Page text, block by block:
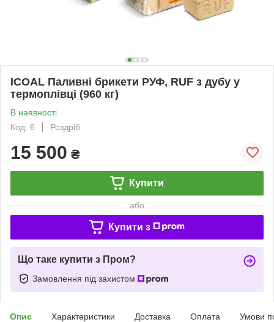
ICOAL Паливні брикети РУФ, RUF з дубу у
термоплівці (960 кг)
В наявності
Код: 6
Роздріб
15 500 ₴
Купити
або
Купити з
Що таке купити з Пром?
Замовлення під захистом
Опис Характеристики Доставка Оплата Умови